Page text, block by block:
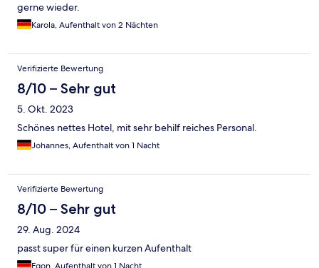
gerne wieder.
Karola, Aufenthalt von 2 Nächten
Verifizierte Bewertung
8/10 – Sehr gut
5. Okt. 2023
Schönes nettes Hotel, mit sehr behilf reiches Personal.
Johannes, Aufenthalt von 1 Nacht
Verifizierte Bewertung
8/10 – Sehr gut
29. Aug. 2024
passt super für einen kurzen Aufenthalt